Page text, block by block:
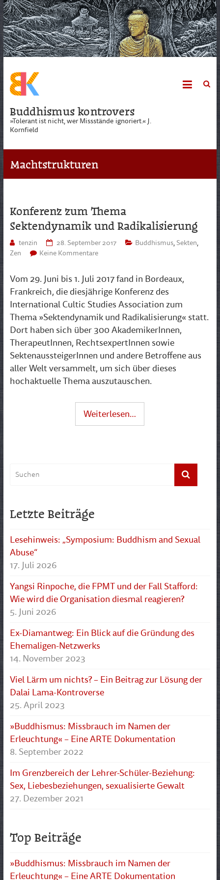
Skip
to
content
Buddhismus kontrovers
»Tolerant ist nicht, wer Missstände ignoriert.« J.
Kornfield
Machtstrukturen
Konferenz zum Thema
Sektendynamik und Radikalisierung
tenzin 28. September 2017 Buddhismus,Sekten,
Zen
Keine Kommentare
Vom 29. Juni bis 1. Juli 2017 fand in Bordeaux,
Frankreich, die diesjährige Konferenz des
International Cultic Studies Association zum
Thema »Sektendynamik und Radikalisierung« statt.
Dort haben sich über 300 AkademikerInnen,
TherapeutInnen, RechtsexpertInnen sowie
SektenaussteigerInnen und andere Betroffene aus
aller Welt versammelt, um sich über dieses
hochaktuelle Thema auszutauschen.
Weiterlesen…
Letzte Beiträge
Lesehinweis: „Symposium: Buddhism and Sexual
Abuse“
17. Juli 2026
Yangsi Rinpoche, die FPMT und der Fall Stafford:
Wie wird die Organisation diesmal reagieren?
5. Juni 2026
Ex-Diamantweg: Ein Blick auf die Gründung des
Ehemaligen-Netzwerks
14. November 2023
Viel Lärm um nichts? – Ein Beitrag zur Lösung der
Dalai Lama-Kontroverse
25. April 2023
»Buddhismus: Missbrauch im Namen der
Erleuchtung« – Eine ARTE Dokumentation
8. September 2022
Im Grenzbereich der Lehrer-Schüler-Beziehung:
Sex, Liebesbeziehungen, sexualisierte Gewalt
27. Dezember 2021
Top Beiträge
»Buddhismus: Missbrauch im Namen der
Erleuchtung« – Eine ARTE Dokumentation